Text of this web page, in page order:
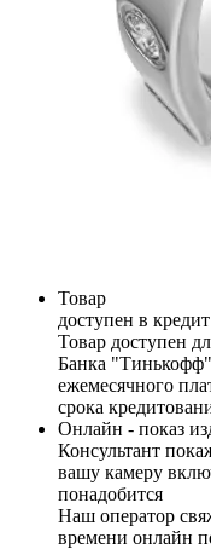
Товар
доступен в кредит
Товар доступен
Банка
ежемесячного
срока
Онлайн - показ
Консультант
вашу камеру
понадобится
Наш оператор
времени онлайн